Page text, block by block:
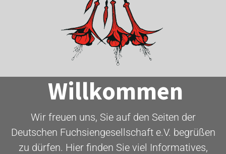
Willkommen
Wir freuen uns, Sie auf den Seiten der
Deutschen Fuchsiengesellschaft e.V. begrüßen
zu dürfen. Hier finden Sie viel Informatives,